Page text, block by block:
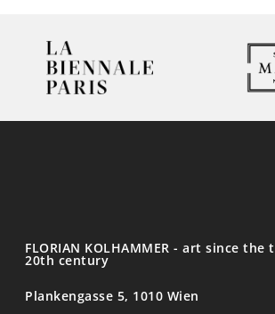
FLORIAN KOLHAMMER - art since
20th century
Plankengasse 5, 1010 Wien